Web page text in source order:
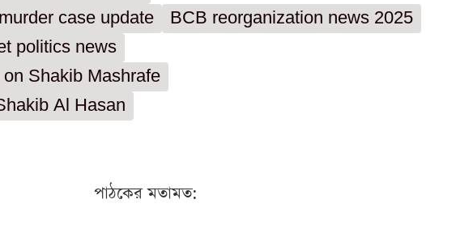
case update
BCB reorganization news 2025
politics news
Shakib Mashrafe
Al Hasan
পাঠকের মতামত: